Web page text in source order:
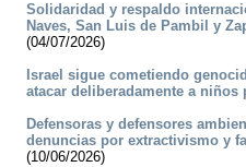
Solidaridad y respaldo
Naves, San Luis de Pambil y
(04/07/2026)
Israel sigue cometiendo
atacar deliberadamente a niños
Defensoras y defensores
denuncias por extractivismo y
(10/06/2026)